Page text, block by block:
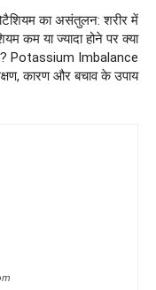
का असंतुलन: शरीर में
कम या ज्यादा होने पर क्या
Potassium Imbalance
कारण और बचाव के उपाय